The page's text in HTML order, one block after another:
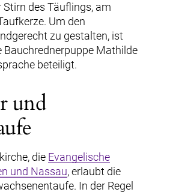
des Täuflings, am
Um den
zu gestalten, ist
Bauchrednerpuppe Mathilde
beteiligt.
und
die Evangelische
und Nassau, erlaubt die
In der Regel